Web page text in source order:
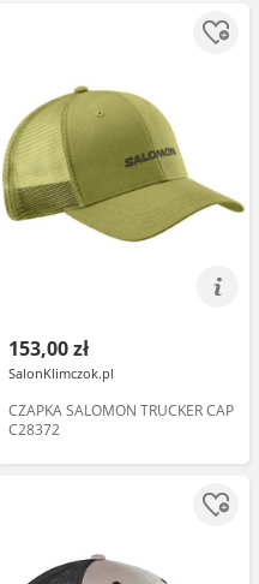
153,00 zł
SalonKlimczok.pl
CZAPKA SALOMON TRUCKER CAP
C28372